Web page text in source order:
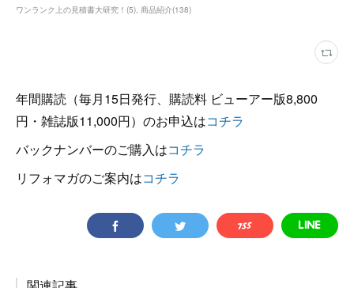
ワンランク上の見積書大研究！ (5) 商品紹介(138)
年間購読（毎月15日発行、購読料 ビューアー版8,800
円・雑誌版11,000円）のお申込はコチラ
バックナンバーのご購入はコチラ
リフォマガのご案内はコチラ